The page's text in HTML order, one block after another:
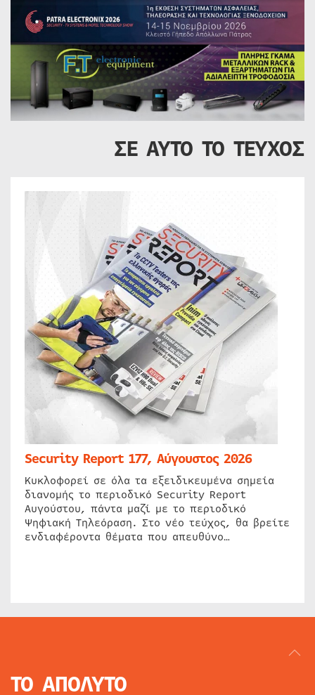
ΣΕ ΑΥΤΟ ΤΟ ΤΕΥΧΟΣ
Security Report 177, Αύγουστος 2026
Κυκλοφορεί σε όλα τα εξειδικευμένα σημεία
διανομής το περιοδικό Security Report
Αυγούστου, πάντα μαζί με το περιοδικό
Ψηφιακή Τηλεόραση. Στο νέο τεύχος, θα βρείτε
ενδιαφέροντα θέματα που απευθύνο…
ΤΟ ΑΠΟΛΥΤΟ